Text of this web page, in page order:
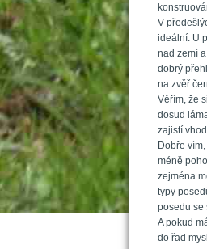
V
ideální. U
nad zemí
dobrý
na zvěř
Věřím, že
dosud
zajistí
Dobře
méně
zejména
typy
posedu se
A pokud
do řad